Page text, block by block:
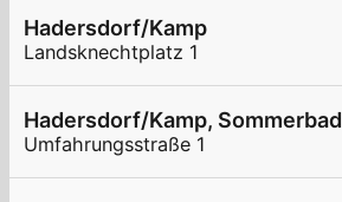
Hadersdorf/Kamp
Landsknechtplatz 1
Hadersdorf/Kamp, Sommerbad
Umfahrungsstraße 1